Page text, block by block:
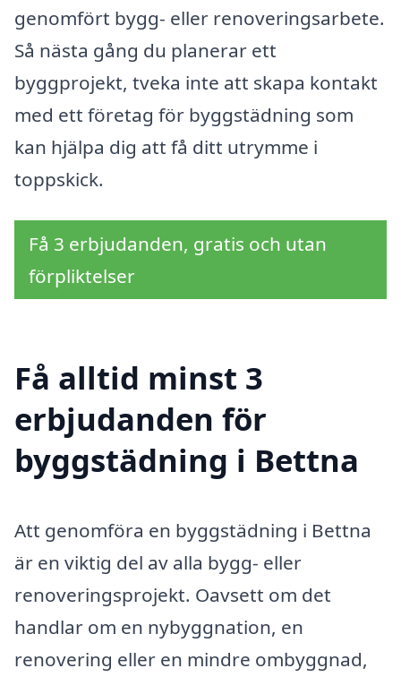
genomfört bygg- eller renoveringsarbete.
Så nästa gång du planerar ett
byggprojekt, tveka inte att skapa kontakt
med ett företag för byggstädning som
kan hjälpa dig att få ditt utrymme i
toppskick.
Få 3 erbjudanden, gratis och utan
förpliktelser
Få alltid minst 3
erbjudanden för
byggstädning i Bettna
Att genomföra en byggstädning i Bettna
är en viktig del av alla bygg- eller
renoveringsprojekt. Oavsett om det
handlar om en nybyggnation, en
renovering eller en mindre ombyggnad,